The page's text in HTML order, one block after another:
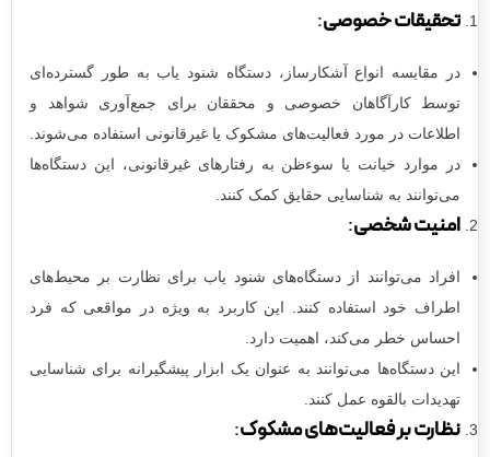
تحقیقات خصوصی:
در مقایسه‌ انواع آشکارساز، دستگاه‌ شنود یاب به طور گسترده‌ای
توسط کارآگاهان خصوصی و محققان برای جمع‌آوری شواهد و
اطلاعات در مورد فعالیت‌های مشکوک یا غیرقانونی استفاده می‌شوند.
در موارد خیانت یا سوءظن به رفتارهای غیرقانونی، این دستگاه‌ها
می‌توانند به شناسایی حقایق کمک کنند.
امنیت شخصی:
افراد می‌توانند از دستگاه‌های شنود یاب برای نظارت بر محیط‌های
اطراف خود استفاده کنند. این کاربرد به ویژه در مواقعی که فرد
احساس خطر می‌کند، اهمیت دارد.
این دستگاه‌ها می‌توانند به عنوان یک ابزار پیشگیرانه برای شناسایی
تهدیدات بالقوه عمل کنند.
نظارت بر فعالیت‌های مشکوک: